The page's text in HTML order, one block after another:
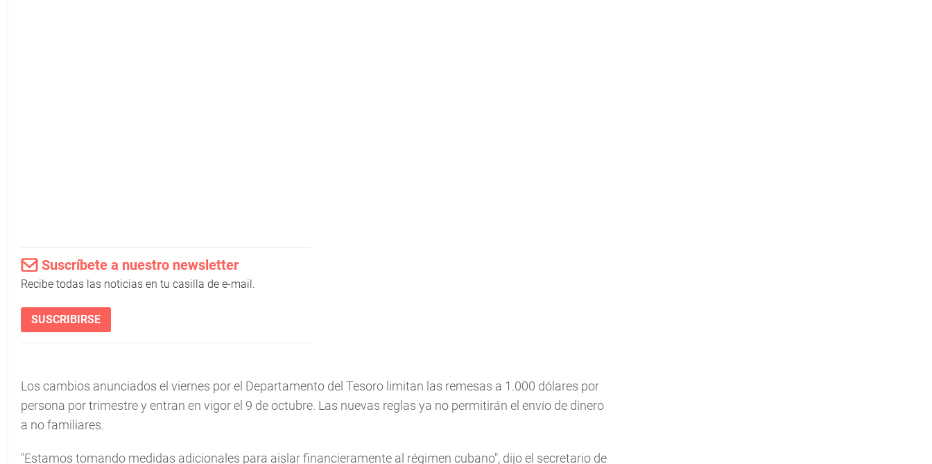
Suscríbete a nuestro newsletter
Recibe todas las noticias en tu casilla de e-mail.
SUSCRIBIRSE
Los cambios anunciados el viernes por el Departamento del Tesoro limitan las remesas a 1.000 dólares por
persona por trimestre y entran en vigor el 9 de octubre. Las nuevas reglas ya no permitirán el envío de dinero
a no familiares.
"Estamos tomando medidas adicionales para aislar financieramente al régimen cubano", dijo el secretario de